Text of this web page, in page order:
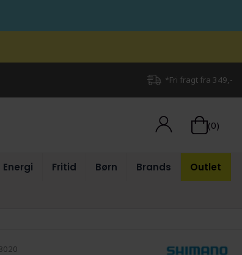
*Fri fragt fra 349,-
(0)
Energi Fritid Børn Brands Outlet